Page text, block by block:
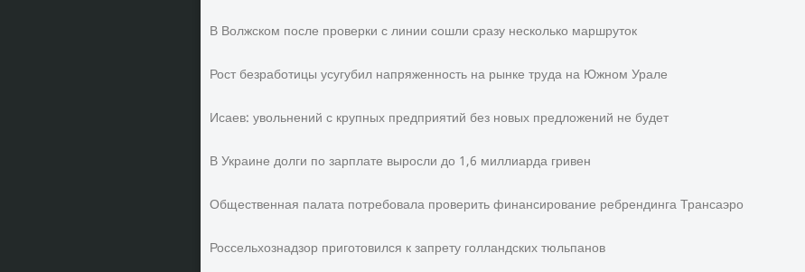
В Волжском после проверки с линии сошли сразу несколько маршруток
Рост безработицы усугубил напряженность на рынке труда на Южном Урале
Исаев: увольнений с крупных предприятий без новых предложений не будет
В Украине долги по зарплате выросли до 1,6 миллиарда гривен
Общественная палата потребовала проверить финансирование ребрендинга Трансаэро
Россельхознадзор приготовился к запрету голландских тюльпанов